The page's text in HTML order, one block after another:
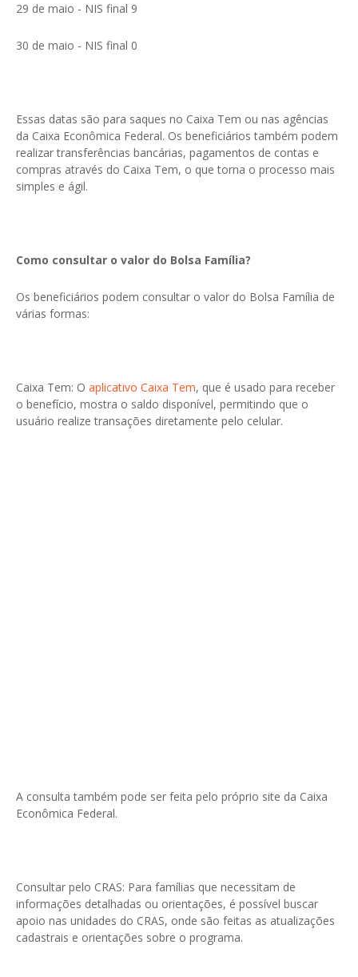
29 de maio - NIS final 9
30 de maio - NIS final 0
Essas datas são para saques no Caixa Tem ou nas agências
da Caixa Econômica Federal. Os beneficiários também podem
realizar transferências bancárias, pagamentos de contas e
compras através do Caixa Tem, o que torna o processo mais
simples e ágil.
Como consultar o valor do Bolsa Família?
Os beneficiários podem consultar o valor do Bolsa Família de
várias formas:
Caixa Tem: O aplicativo Caixa Tem, que é usado para receber
o benefício, mostra o saldo disponível, permitindo que o
usuário realize transações diretamente pelo celular.
A consulta também pode ser feita pelo próprio site da Caixa
Econômica Federal.
Consultar pelo CRAS: Para famílias que necessitam de
informações detalhadas ou orientações, é possível buscar
apoio nas unidades do CRAS, onde são feitas as atualizações
cadastrais e orientações sobre o programa.